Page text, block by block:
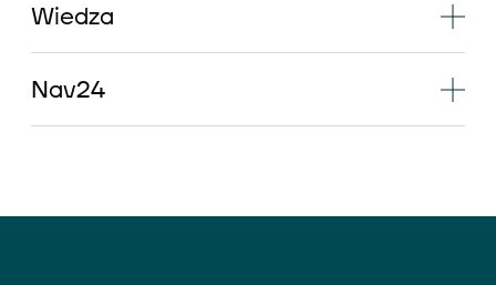
Wiedza
Nav24